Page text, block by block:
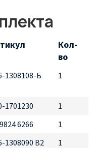
Кол-
во
1308108-Б 1
1701230
1
6266
1
1308090 В2
1